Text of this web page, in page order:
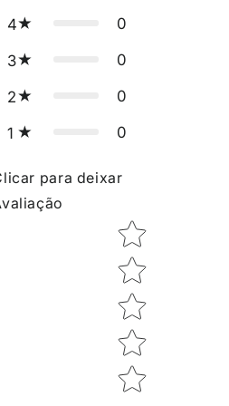
4 0
3 0
2 0
1 0
para deixar
Star rating